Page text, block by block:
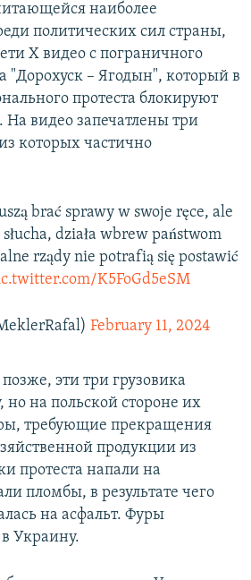
наиболее
политических сил страны,
Х видео с пограничного
"Дорохуск – Ягодын", который в
протеста блокируют
видео запечатлены три
которых частично
brać sprawy w swoje ręce, ale
działa wbrew państwom
rządy nie potrafią się postawić
K5FoGd5eSM
February 11, 2024
эти три грузовика
но на польской стороне их
требующие прекращения
продукции из
протеста напали на
пломбы, в результате чего
на асфальт. Фуры
Украину.